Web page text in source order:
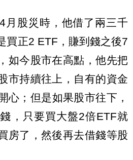
月股災時，他借了兩三千
買正2 ETF，賺到錢之後7
如今股市在高點，他先把
市持續往上，自有的資金
心；但是如果股市往下，
，只要買大盤2倍ETF就
房了，然後再去借錢等股